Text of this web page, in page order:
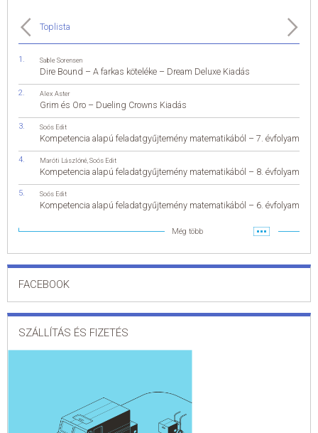
Toplista
Sable Sorensen
Dire Bound – A farkas köteléke – Dream Deluxe Kiadás
Alex Aster
Grim és Oro – Dueling Crowns Kiadás
Soós Edit
Kompetencia alapú feladatgyűjtemény matematikából – 7. évfolyam
Maróti Lászlóné Soós Edit
Kompetencia alapú feladatgyűjtemény matematikából – 8. évfolyam
Soós Edit
Kompetencia alapú feladatgyűjtemény matematikából – 6. évfolyam
Még több
FACEBOOK
SZÁLLÍTÁS ÉS FIZETÉS